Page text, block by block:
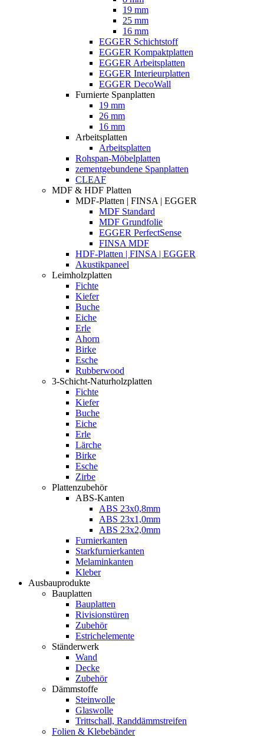
19 mm
25 mm
16 mm
EGGER Schichtstoff
EGGER Kompaktplatten
EGGER Arbeitsplatten
EGGER Interieurplatten
EGGER DecoWall
Furnierte Spanplatten
19 mm
26 mm
16 mm
Arbeitsplatten
Arbeitsplatten
Rohspan-Möbelplatten
zementgebundene Spanplatten
CLEAF
MDF & HDF Platten
MDF-Platten | FINSA | EGGER
MDF Standard
MDF Grundfolie
EGGER PerfectSense
FINSA MDF
HDF-Platten | FINSA | EGGER
Akustikpaneel
Leimholzplatten
Fichte
Kiefer
Buche
Eiche
Erle
Ahorn
Birke
Esche
Rubberwood
3-Schicht-Naturholzplatten
Fichte
Kiefer
Buche
Eiche
Erle
Lärche
Birke
Esche
Zirbe
Plattenzubehör
ABS-Kanten
ABS 23x0,8mm
ABS 23x1,0mm
ABS 23x2,0mm
Furnierkanten
Starkfurnierkanten
Melaminkanten
Kleber
Ausbauprodukte
Bauplatten
Bauplatten
Rivisionstüren
Zubehör
Estrichelemente
Ständerwerk
Wand
Decke
Zubehör
Dämmstoffe
Steinwolle
Glaswolle
Trittschall, Randdämmstreifen
Folien & Klebebänder